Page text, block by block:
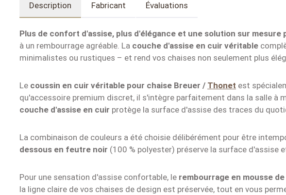
Description Fabricant Évaluations
Plus de confort d'assise, plus d'élégance et une solution sur mesure
à un rembourrage agréable. La couche d'assise en cuir véritable
minimalistes ou rustiques – et rend vos chaises non seulement plus
Le coussin en cuir véritable pour chaise Breuer / Thonet est
qu'accessoire premium discret, il s'intègre parfaitement dans la salle à
couche d'assise en cuir protège la surface d'assise des traces du
La combinaison de couleurs a été choisie délibérément pour être
dessous en feutre noir (100 % polyester) préserve la surface d'assise
Pour une sensation d'assise confortable, le rembourrage en mousse de
la ligne claire de vos chaises de design est préservée, tout en vous